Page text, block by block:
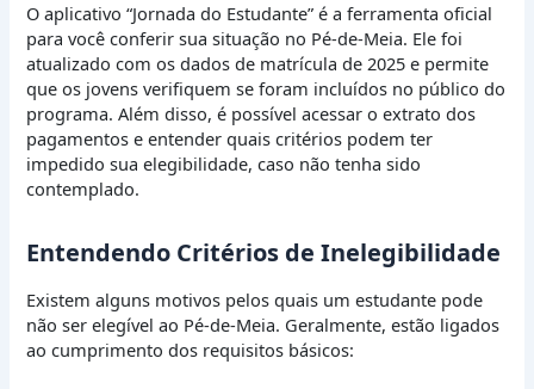
O aplicativo “Jornada do Estudante” é a ferramenta oficial
para você conferir sua situação no Pé-de-Meia. Ele foi
atualizado com os dados de matrícula de 2025 e permite
que os jovens verifiquem se foram incluídos no público do
programa. Além disso, é possível acessar o extrato dos
pagamentos e entender quais critérios podem ter
impedido sua elegibilidade, caso não tenha sido
contemplado.
Entendendo Critérios de Inelegibilidade
Existem alguns motivos pelos quais um estudante pode
não ser elegível ao Pé-de-Meia. Geralmente, estão ligados
ao cumprimento dos requisitos básicos: